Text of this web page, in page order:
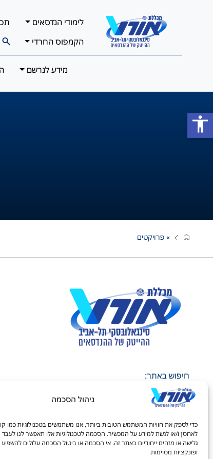
ניהול הסכמה
לאחסן ו/או לגשת למידע על המכשיר. הסכמה לטכנולוגיות אלו תאפשר לנו לעבד
גלישה או מזהים ייחודיים באתר זה. אי הסכמה או ביטול הסכמה עלולים
ופונקציות מסוימות.
לימודי הנדסאים
הקמפוס החרדי
מידע לנרשם
» פרויקטים
חיפוש באתר:
accessibility